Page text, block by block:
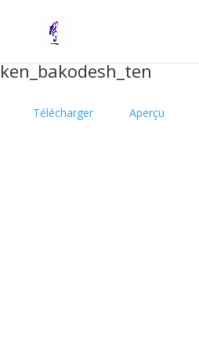
ken_bakodesh_ten
Télécharger Aperçu